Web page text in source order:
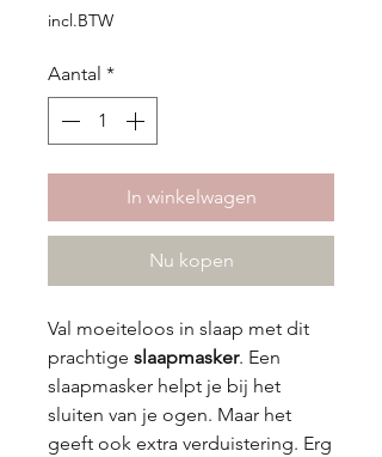
incl.BTW
Aantal *
In winkelwagen
Nu kopen
Val moeiteloos in slaap met dit
prachtige slaapmasker. Een
slaapmasker helpt je bij het
sluiten van je ogen. Maar het
geeft ook extra verduistering. Erg